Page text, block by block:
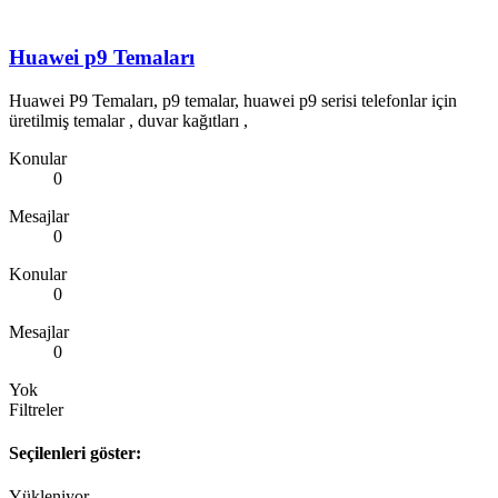
Huawei p9 Temaları
Huawei P9 Temaları, p9 temalar, huawei p9 serisi telefonlar için
üretilmiş temalar , duvar kağıtları ,
Konular
0
Mesajlar
0
Konular
0
Mesajlar
0
Yok
Filtreler
Seçilenleri göster: